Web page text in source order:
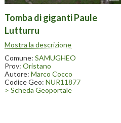
Tomba di giganti Paule
Lutturru
Scavata nel 1996-97. Nelle vicinanze
sono state ritrovate numerose statue
menhir conservate in parte presso il
museo dell’arte tessile in Samugheo.
Mostra la descrizione
Comune: SAMUGHEO
Prov: Oristano
Autore: Marco Cocco
Codice Geo: NUR11877
> Scheda Geoportale